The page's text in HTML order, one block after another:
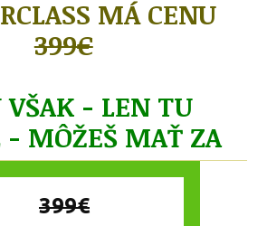
MÁ CENU
399€
VŠAK - LEN TU
- MÔŽEŠ MAŤ ZA
399€